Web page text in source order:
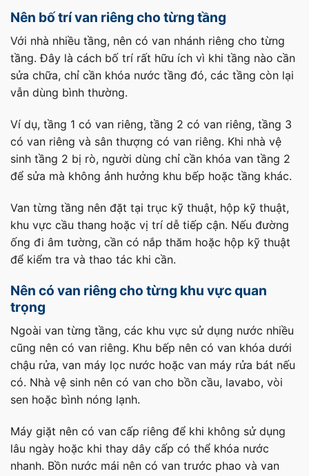
Nên bố trí van riêng cho từng tầng
Với nhà nhiều tầng, nên có van nhánh riêng cho từng
tầng. Đây là cách bố trí rất hữu ích vì khi tầng nào cần
sửa chữa, chỉ cần khóa nước tầng đó, các tầng còn lại
vẫn dùng bình thường.
Ví dụ, tầng 1 có van riêng, tầng 2 có van riêng, tầng 3
có van riêng và sân thượng có van riêng. Khi nhà vệ
sinh tầng 2 bị rò, người dùng chỉ cần khóa van tầng 2
để sửa mà không ảnh hưởng khu bếp hoặc tầng khác.
Van từng tầng nên đặt tại trục kỹ thuật, hộp kỹ thuật,
khu vực cầu thang hoặc vị trí dễ tiếp cận. Nếu đường
ống đi âm tường, cần có nắp thăm hoặc hộp kỹ thuật
để kiểm tra và thao tác khi cần.
Nên có van riêng cho từng khu vực quan
trọng
Ngoài van từng tầng, các khu vực sử dụng nước nhiều
cũng nên có van riêng. Khu bếp nên có van khóa dưới
chậu rửa, van máy lọc nước hoặc van máy rửa bát nếu
có. Nhà vệ sinh nên có van cho bồn cầu, lavabo, vòi
sen hoặc bình nóng lạnh.
Máy giặt nên có van cấp riêng để khi không sử dụng
lâu ngày hoặc khi thay dây cấp có thể khóa nước
nhanh. Bồn nước mái nên có van trước phao và van